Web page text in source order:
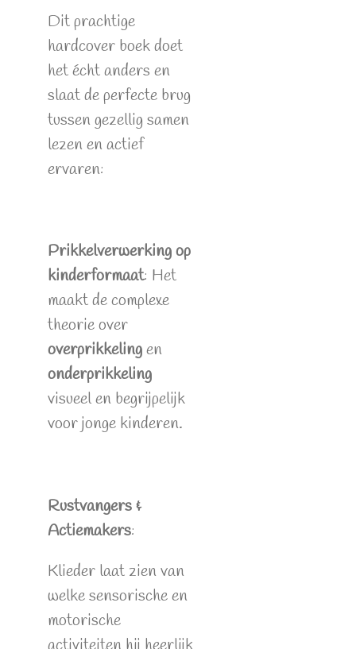
Dit prachtige
hardcover boek doet
het écht anders en
slaat de perfecte brug
tussen gezellig samen
lezen en actief
ervaren:
Prikkelverwerking op
kinderformaat: Het
maakt de complexe
theorie over
overprikkelingen
onderprikkeling
visueel en begrijpelijk
voor jonge kinderen.
Rustvangers &
Actiemakers:
Klieder laat zien van
welke sensorische en
motorische